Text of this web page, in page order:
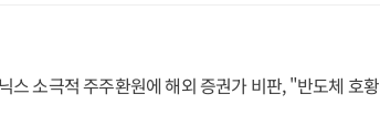
스 소극적 주주환원에 해외 증권가 비판, "반도체 호황